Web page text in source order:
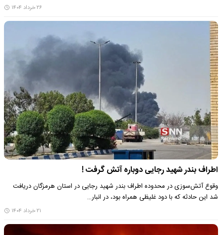
۲۶ خرداد ۱۴۰۴
اطراف بندر شهید رجایی دوباره آتش گرفت !
وقوع آتش‌سوزی در محدوده اطراف بندر شهید رجایی در استان هرمزگان دریافت
شد این حادثه که با دود غلیظی همراه بود، در انبار…
۲۱ خرداد ۱۴۰۴